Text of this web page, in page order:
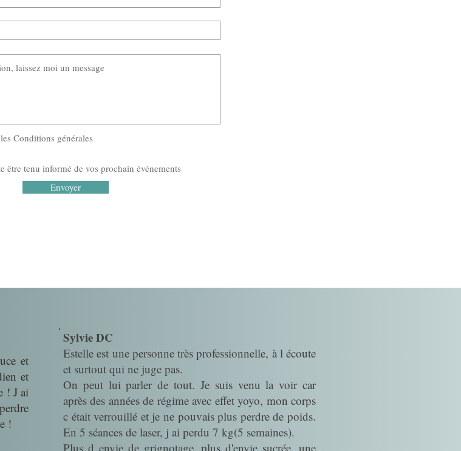
Conditions générales
être tenu informé de vos prochain événements
Envoyer
et
et
! J ai
!
Sylvie DC
Estelle est une personne très professionnelle, à l écoute
et surtout qui ne juge pas.
On peut lui parler de tout. Je suis venu la voir car
après des années de régime avec effet yoyo, mon corps
c était verrouillé et je ne pouvais plus perdre de poids.
En 5 séances de laser, j ai perdu 7 kg(5 semaines).
Plus d envie de grignotage, plus d'envie sucrée, une